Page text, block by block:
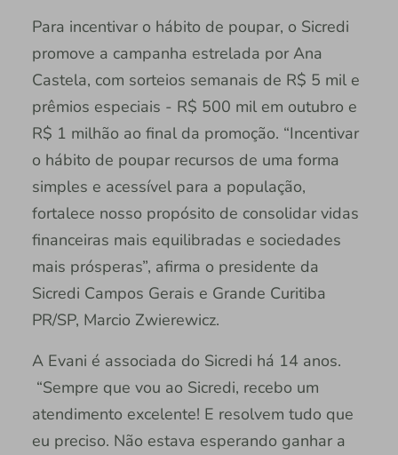
Para incentivar o hábito de poupar, o Sicredi
promove a campanha estrelada por Ana
Castela, com sorteios semanais de R$ 5 mil e
prêmios especiais - R$ 500 mil em outubro e
R$ 1 milhão ao final da promoção. “Incentivar
o hábito de poupar recursos de uma forma
simples e acessível para a população,
fortalece nosso propósito de consolidar vidas
financeiras mais equilibradas e sociedades
mais prósperas”, afirma o presidente da
Sicredi Campos Gerais e Grande Curitiba
PR/SP, Marcio Zwierewicz.
A Evani é associada do Sicredi há 14 anos.
“Sempre que vou ao Sicredi, recebo um
atendimento excelente! E resolvem tudo que
eu preciso. Não estava esperando ganhar a